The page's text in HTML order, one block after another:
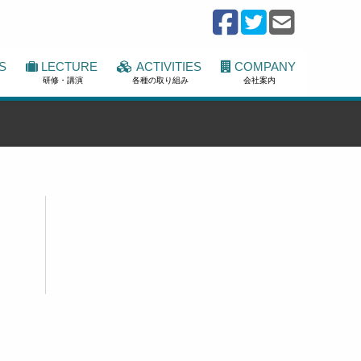
LECTURE
研修・講演
ACTIVITIES
各種の取り組み
COMPANY
会社案内